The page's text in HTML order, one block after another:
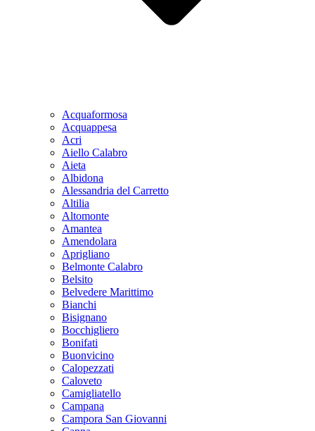
Acquaformosa
Acquappesa
Acri
Aiello Calabro
Aieta
Albidona
Alessandria del Carretto
Altilia
Altomonte
Amantea
Amendolara
Aprigliano
Belmonte Calabro
Belsito
Belvedere Marittimo
Bianchi
Bisignano
Bocchigliero
Bonifati
Buonvicino
Calopezzati
Caloveto
Camigliatello
Campana
Campora San Giovanni